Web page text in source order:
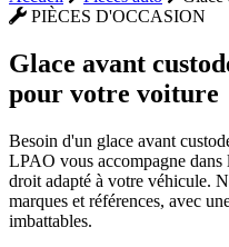
PIÈCES D'OCCASION
Glace avant
pour votre voiture
Besoin d'un glace avant
LPAO vous accompagne dans
droit adapté à votre véhicule.
marques et références, avec
imbattables.